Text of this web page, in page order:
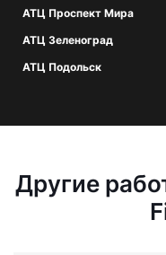
АТЦ Проспект Мира
АТЦ Зеленоград
АТЦ Подольск
Другие